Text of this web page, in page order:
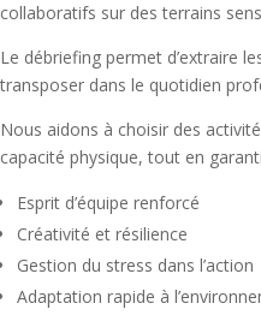
collaboratifs sur des terrains
Le débriefing permet d’extraire
transposer dans le quotidien
Nous aidons à choisir des
capacité physique, tout en
Esprit d’équipe renforcé
Créativité et résilience
Gestion du stress dans l’action
Adaptation rapide à